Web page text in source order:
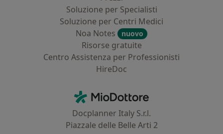
Soluzione per Specialisti
Soluzione per Centri Medici
Noa Notes
nuovo
Risorse gratuite
Centro Assistenza per Professionisti
HireDoc
MioDottore - Homepage
Docplanner Italy S.r.l.
Piazzale delle Belle Arti 2